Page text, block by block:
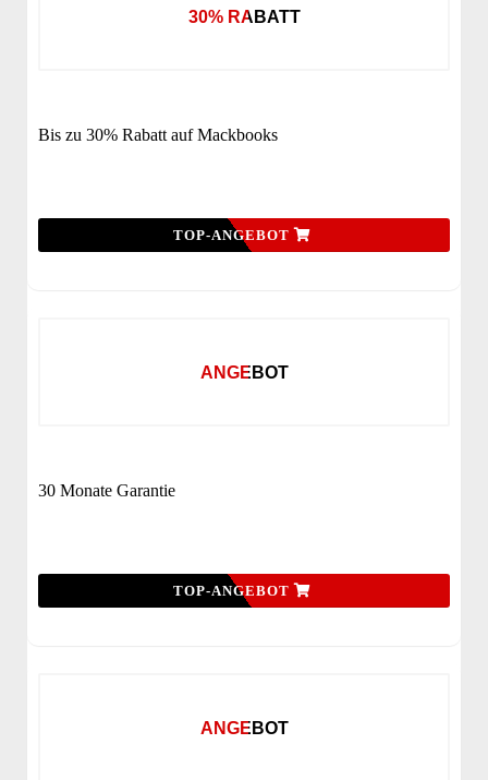
30% RABATT
Bis zu 30% Rabatt auf Mackbooks
TOP-ANGEBOT
ANGEBOT
30 Monate Garantie
TOP-ANGEBOT
ANGEBOT